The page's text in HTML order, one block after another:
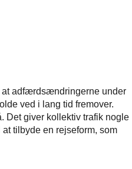
at adfærdsændringerne under
ved i lang tid fremover.
Det giver kollektiv trafik nogle
tilbyde en rejseform, som